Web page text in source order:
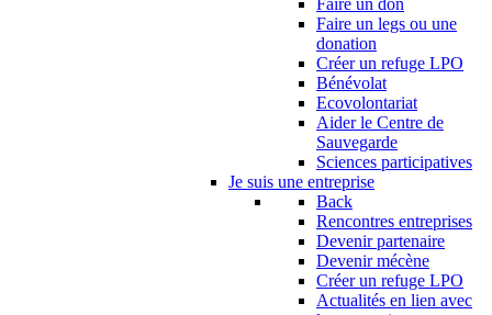
Faire un don
Faire un legs ou une
donation
Créer un refuge LPO
Bénévolat
Ecovolontariat
Aider le Centre de
Sauvegarde
Sciences participatives
Je suis une entreprise
Back
Rencontres entreprises
Devenir partenaire
Devenir mécène
Créer un refuge LPO
Actualités en lien avec